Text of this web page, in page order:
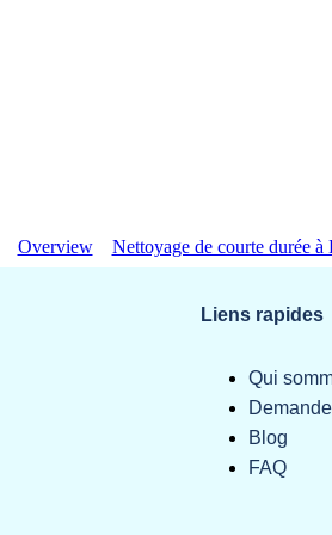
Overview Nettoyage de courte durée
Liens rapides
Qui
Blog
FAQ